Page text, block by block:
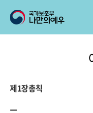
제1장총칙